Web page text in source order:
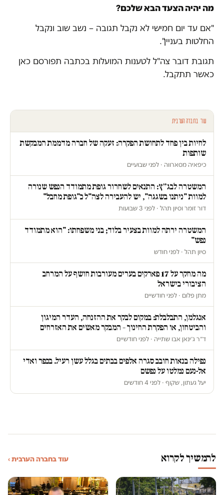
מה יהיה הצעד הבא שלכם?
"אם עד יום חמישי לא נקבל תגובה – נשב שוב ונקבל
החלטות בעניין".
תגובת דובר צה"ל לטענות המועלות בכתבה תפורסם כאן
כאשר תתקבל.
עוד בחברה הערבית
לחיות בין פחד לתחושת הפקרה: זעקה של חברה מדממת המבקשת
שותפות
כיפאיה מסארווה · לפני שבועיים
המשטרה לבג״ץ: התנאים לשחרור גופת מתמודד הנפש שנורה
למוות "ניתנו בשגגה", יש להעבירה לצה"ל כ"גופת מחבל"
דור זומר וסיון תהל · לפני 3 שבועות
המשטרה ירתה למוות בצעיר בלוד; בני משפחתו: "הוא מתמודד
נפש"
סיון תהל · לפני חודש
מה מחקר על 17 פארקים בערים מעורבות חושף על המרחב
הציבורי בישראל
מתן פלום · לפני חודשיים
אנגלמן, התבלבלת: במקום לבקר את ההזנחה, העדר המיגון
והביטחון, או הפקרת החינוך – המבקר מאשים את האזרחים
ד״ר ג׳ינאן אבו שתייה · לפני חודשיים
נפילה בנאות חובב סגרה אלפים בבתים בגלל עשן רעיל. בכפר ואדי
אל-נעם נמלטו על נפשם
יעל געתון, שקוף · לפני 4 חודשים
להמשיך לקרוא עוד בחברה הערבית ›